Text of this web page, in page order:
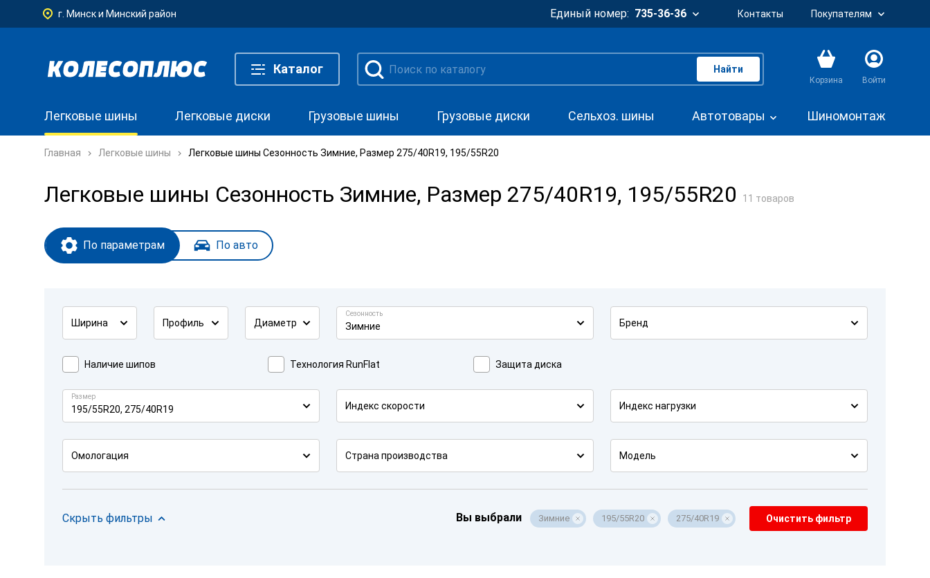
г. Минск и Минский район Единый номер: 735-36-36 Контакты Покупателям
Каталог Найти
Корзина Войти
Легковые шины Легковые диски Грузовые шины Грузовые диски Сельхоз. шины Автотовары Шиномонтаж
Главная Легковые шины Легковые шины Сезонность Зимние, Размер 275/40R19, 195/55R20
Легковые шины Сезонность Зимние, Размер 275/40R19, 195/55R20 11 товаров
По параметрам По авто
Ширина Профиль Диаметр
Сезонность
Зимние Бренд
Наличие шипов Технология RunFlat Защита диска
Размер
195/55R20, 275/40R19 Индекс скорости Индекс нагрузки
Омологация Страна производства Модель
Скрыть фильтры Вы выбрали Зимние 195/55R20 275/40R19 Очистить фильтр